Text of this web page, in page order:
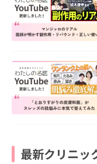
最新クリニッ